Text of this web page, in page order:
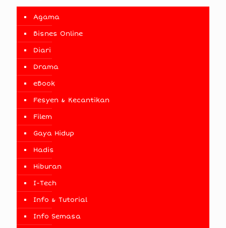
Agama
Bisnes Online
Diari
Drama
eBook
Fesyen & Kecantikan
Filem
Gaya Hidup
Hadis
Hiburan
I-Tech
Info & Tutorial
Info Semasa